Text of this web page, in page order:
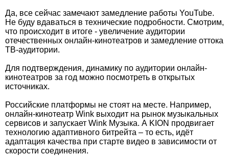
Да, все сейчас замечают замедление работы YouTube.
Не буду вдаваться в технические подробности. Смотрим,
что происходит в итоге - увеличение аудитории
отечественных онлайн-кинотеатров и замедление оттока
ТВ-аудитории.
Для подтверждения, динамику по аудитории онлайн-
кинотеатров за год можно посмотреть в открытых
источниках.
Российские платформы не стоят на месте. Например,
онлайн-кинотеатр Wink выходит на рынок музыкальных
сервисов и запускает Wink Музыка. А KION продвигает
технологию адаптивного битрейта – то есть, идёт
адаптация качества при старте видео в зависимости от
скорости соединения.